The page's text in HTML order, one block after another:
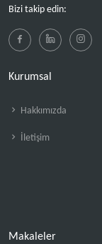
Bizi takip edin:
Kurumsal
Hakkımızda
İletişim
Makaleler